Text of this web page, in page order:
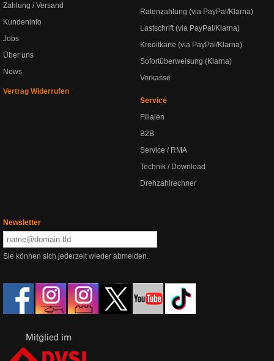
Zahlung / Versand
Kundeninfo
Jobs
Über uns
News
Vertrag Widerrufen
Ratenzahlung (via PayPal/Klarna)
Lastschrift (via PayPal/Klarna)
Kreditkarte (via PayPal/Klarna)
Sofortüberweisung (Klarna)
Vorkasse
Service
Filialen
B2B
Service / RMA
Technik / Download
Drehzahlrechner
Newsletter
Sie können sich jederzeit wieder abmelden.